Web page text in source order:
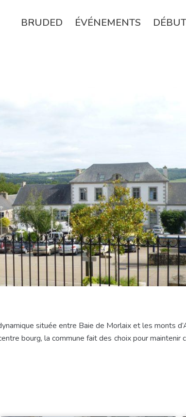
BRUDED ÉVÉNEMENTS
située entre Baie de Morlaix et les monts
bourg, la commune fait des choix pour